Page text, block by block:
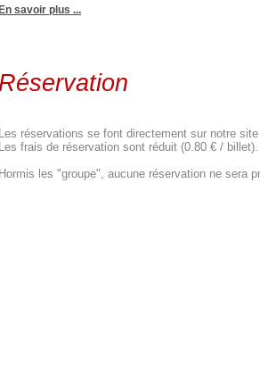
En savoir plus ...
Réservation
Les réservations se font directement sur notre
Les frais de réservation sont réduit (0.80 € / billet).
Hormis les "groupe", aucune réservation ne sera